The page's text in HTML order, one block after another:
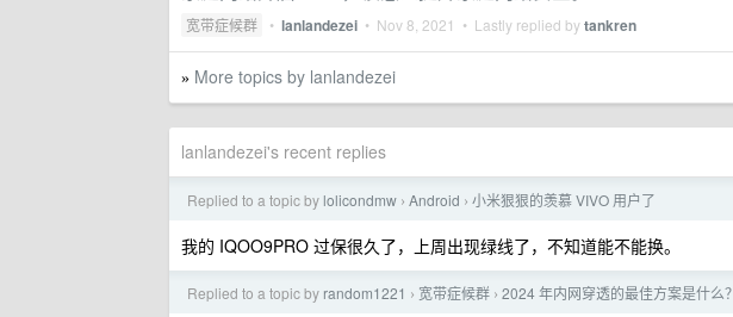
宽带症候群 • lanlandezei • Nov 8, 2021 • Lastly replied bytankren
» More topics by lanlandezei
lanlandezei's recent replies
Replied to a topic by lolicondmw › Android › 小米狠狠的羡慕 VIVO 用户了
我的 IQOO9PRO 过保很久了，上周出现绿线了，不知道能不能换。
Replied to a topic by random1221 › 宽带症候群 › 2024 年内网穿透的最佳方案是什么？